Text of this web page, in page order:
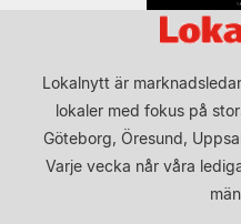
Lokalnytt är
lokaler med fokus på
Göteborg, Öresund,
Varje vecka når våra